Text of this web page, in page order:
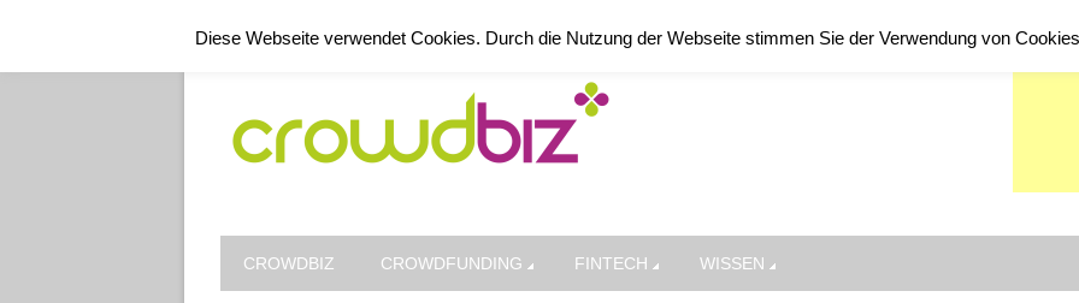
CROWDBIZ CROWDFUNDING FINTECH WISSEN
Diese Webseite verwendet Cookies. Durch die Nutzung der Webseite stimmen Sie der Verwendung von